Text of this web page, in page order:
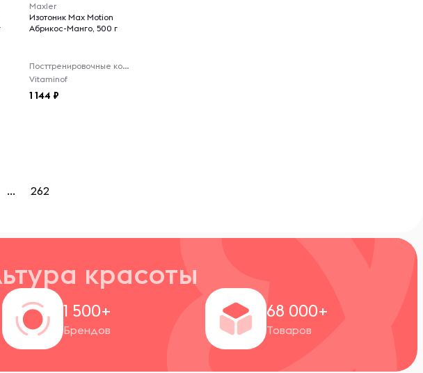
Maxler
Изотоник Max Motion
Абрикос-Манго, 500 г
Посттренировочные комплексы
Vitaminof
1 144
... 262
красоты
1 500+
Брендов
68 000+
Товаров